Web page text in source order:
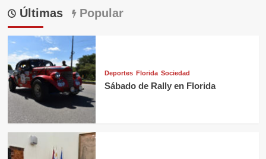
Últimas Popular
Deportes Florida Sociedad
Sábado de Rally en Florida